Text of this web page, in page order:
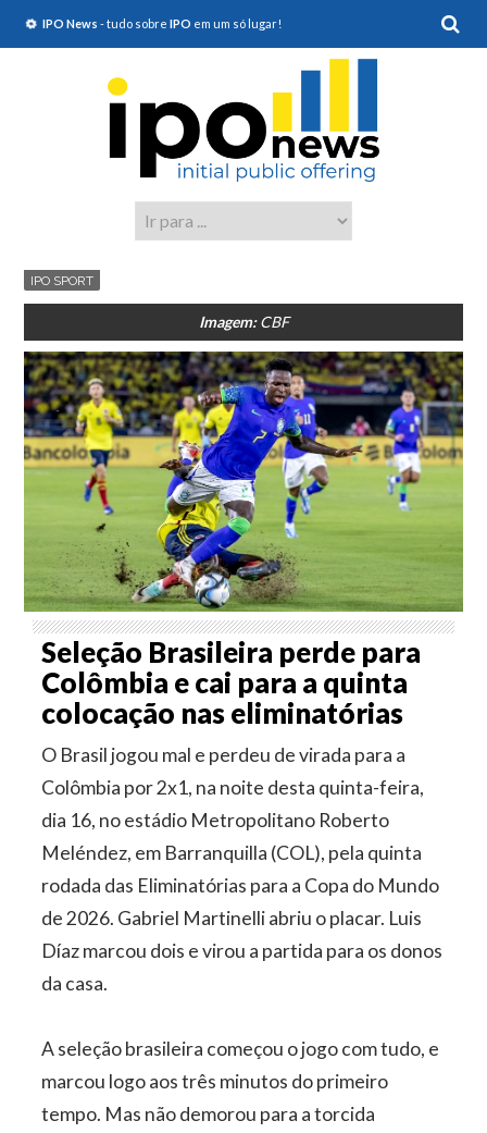
IPO News - tudo sobre IPO em um só lugar!
IPO SPORT
Imagem:CBF
Seleção Brasileira perde para
Colômbia e cai para a quinta
colocação nas eliminatórias
O Brasil jogou mal e perdeu de virada para a
Colômbia por 2x1, na noite desta quinta-feira,
dia 16, no estádio Metropolitano Roberto
Meléndez, em Barranquilla (COL), pela quinta
rodada das Eliminatórias para a Copa do Mundo
de 2026. Gabriel Martinelli abriu o placar. Luis
Díaz marcou dois e virou a partida para os donos
da casa.
A seleção brasileira começou o jogo com tudo, e
marcou logo aos três minutos do primeiro
tempo. Mas não demorou para a torcida